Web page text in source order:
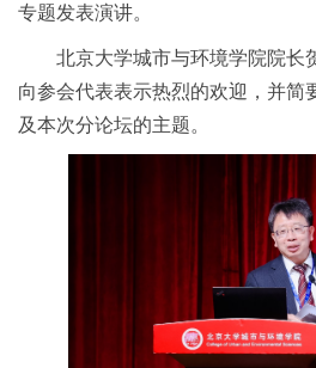
专题发表演讲。
北京大学城市与环境学院院长
向参会代表表示热烈的欢迎，并简
及本次分论坛的主题。